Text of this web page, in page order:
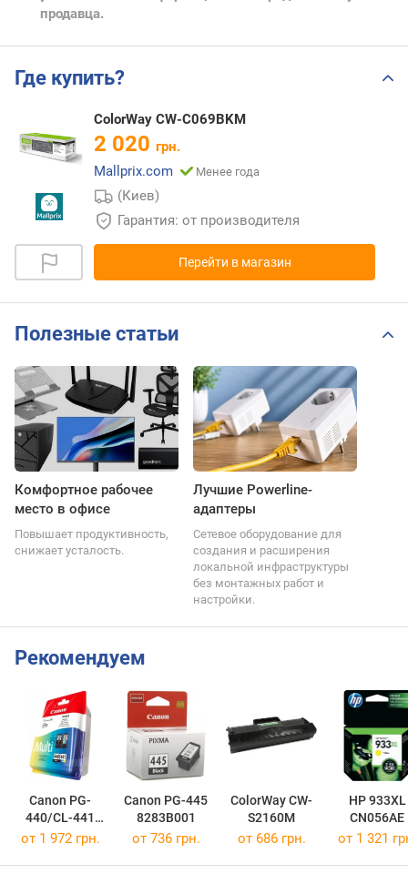
продавца.
Где купить?
ColorWay CW-C069BKM
2 020 грн.
Mallprix.com
Менее года
(Киев)
Гарантия: от производителя
Перейти в магазин
Полезные статьи
Комфортное рабочее
место в офисе
Повышает продуктивность,
снижает усталость.
Лучшие Powerline-
адаптеры
Сетевое оборудование для
создания и расширения
локальной инфраструктуры
без монтажных работ и
настройки.
Рекомендуем
Canon PG-
440/CL-441
MULTI
Canon PG-445
8283B001
ColorWay CW-
S2160M
HP 933XL
CN056AE
от 1 972 грн. от 736 грн. от 686 грн. от 1 321